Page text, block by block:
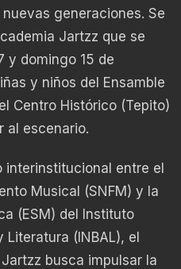
generaciones. Se
Jartzz que se
y domingo 15 de
y niños del Ensamble
Centro Histórico (Tepito)
al escenario.
interinstitucional entre el
Musical (SNFM) y la
(ESM) del Instituto
(INBAL), el
busca impulsar la